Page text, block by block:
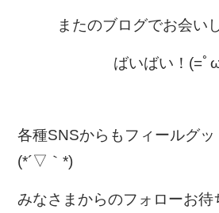
またのブログでお会い
ばいばい！(=ﾟ
各種SNSからもフィールグ
(*´▽｀*)
みなさまからのフォローお待